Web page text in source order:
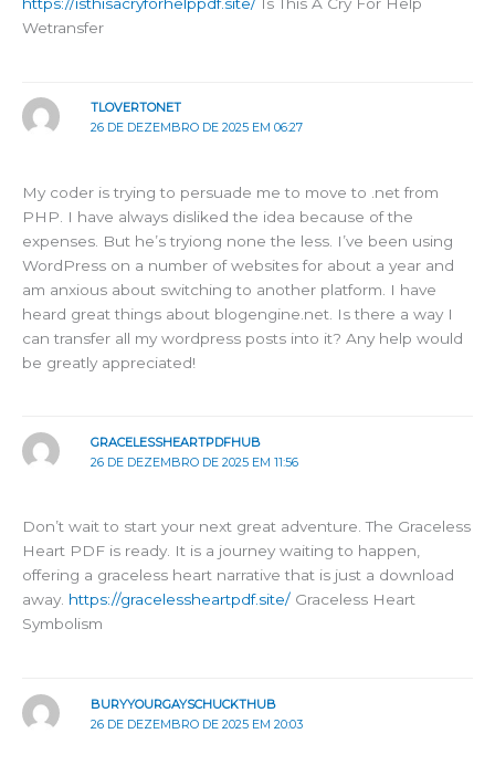
Wetransfer
TLOVERTONET
26 DE DEZEMBRO DE 2025 EM 06:27
My coder is trying to persuade me to move to .net from
PHP. I have always disliked the idea because of the
expenses. But he’s tryiong none the less. I’ve been using
WordPress on a number of websites for about a year and
am anxious about switching to another platform. I have
heard great things about blogengine.net. Is there a way I
can transfer all my wordpress posts into it? Any help would
be greatly appreciated!
GRACELESSHEARTPDFHUB
26 DE DEZEMBRO DE 2025 EM 11:56
Don’t wait to start your next great adventure. The Graceless
Heart PDF is ready. It is a journey waiting to happen,
offering a graceless heart narrative that is just a download
away. https://gracelessheartpdf.site/ Graceless Heart
Symbolism
BURYYOURGAYSCHUCKTHUB
26 DE DEZEMBRO DE 2025 EM 20:03